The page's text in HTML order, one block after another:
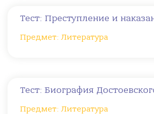
Тест: Преступление и
Предмет: Литература
Тест: Биография
Предмет: Литература